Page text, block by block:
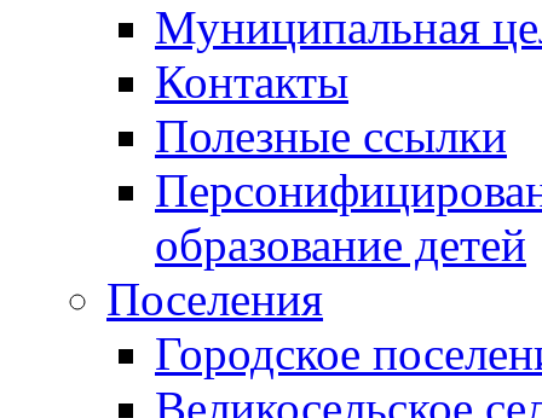
Муниципальная
Контакты
Полезные ссылки
образование детей
Поселения
Городское